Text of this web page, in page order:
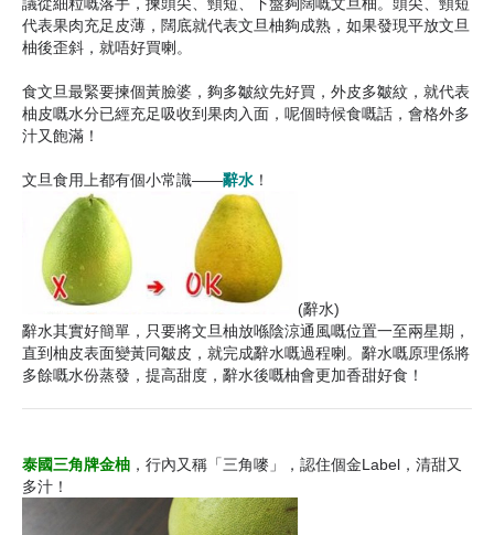
代表果肉充足皮薄，闊底就代表文旦柚夠成熟，如果發現平放文旦
柚後歪斜，就唔好買喇。
食文旦最緊要揀個黃臉婆，夠多皺紋先好買，外皮多皺紋，就代表
柚皮嘅水分已經充足吸收到果肉入面，呢個時候食嘅話，會格外多
汁又飽滿！
文旦食用上都有個小常識——辭水 ！
(辭水)
辭水其實好簡單，只要將文旦柚放喺陰涼通風嘅位置一至兩星期，
直到柚皮表面變黃同皺皮，就完成辭水嘅過程喇。辭水嘅原理係將
多餘嘅水份蒸發，提高甜度，辭水後嘅柚會更加香甜好食！
泰國三角牌金柚 ，行內又稱「三角嘜」，認住個金Label，清甜又
多汁！